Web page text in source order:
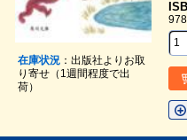
在庫状況：出版社よりお取
り寄せ（1週間程度で出
荷）